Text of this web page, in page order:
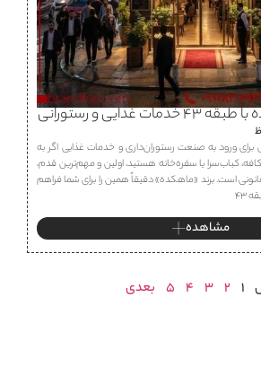
غذایی و رستورانی
برای ورود به صنعت رستوران‌داری و خدمات غذایی اگر به
كباب‌سرا یا سفره‌خانه هستید، اولین و مهم‌ترین قدم،
است. برند «ماهكده» دقیقاً همین را برای شما فراهم
۴۳
مشاهده
1
2
3
4
5 بعدی